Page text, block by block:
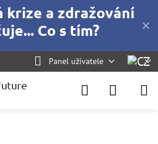
✕
krize a zdražování
Co s tím?
Panel uživatele